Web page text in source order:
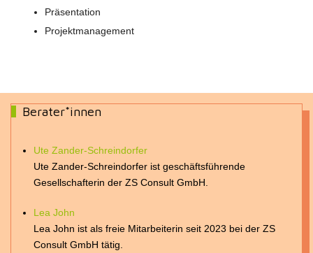
Präsentation
Projektmanagement
Berater*innen
Ute Zander-Schreindorfer
Ute Zander-Schreindorfer ist geschäftsführende
Gesellschafterin der ZS Consult GmbH.
Lea John
Lea John ist als freie Mitarbeiterin seit 2023 bei der ZS
Consult GmbH tätig.